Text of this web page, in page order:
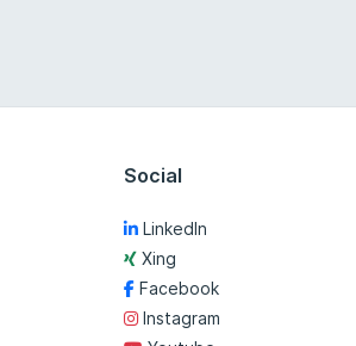
Social
LinkedIn
Xing
Facebook
Instagram